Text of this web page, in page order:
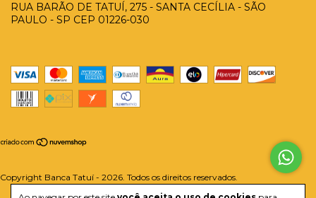
RUA BARÃO DE TATUÍ, 275 - SANTA CECÍLIA - SÃO
PAULO - SP CEP 01226-030
Copyright Banca Tatuí - 2026. Todos os direitos reservados.